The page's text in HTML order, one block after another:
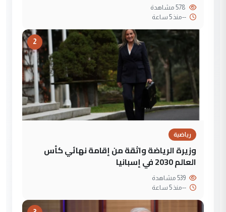
--منذ 5 ساعة
2
رياضية
وزيرة الرياضة واثقة من إقامة نهائي كأس
العالم 2030 في إسبانيا
--منذ 5 ساعة